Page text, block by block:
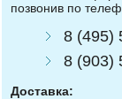
позвонив по
8 (495)
8 (903)
Доставка: